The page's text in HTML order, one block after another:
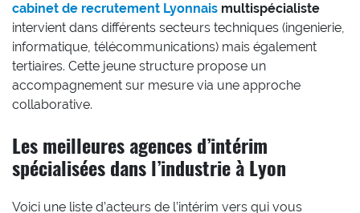
cabinet de recrutement Lyonnais multispécialiste
intervient dans différents secteurs techniques (ingenierie,
informatique, télécommunications) mais également
tertiaires. Cette jeune structure propose un
accompagnement sur mesure via une approche
collaborative.
Les meilleures agences d’intérim
spécialisées dans l’industrie à Lyon
Voici une liste d’acteurs de l’intérim vers qui vous